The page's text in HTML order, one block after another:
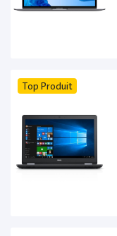
Top Produit